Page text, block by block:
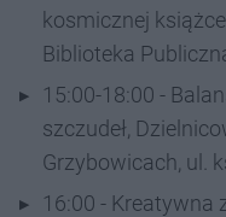
kosmicznej
Biblioteka
15:00-18:00 -
szczudeł,
Grzybowicach, ul.
16:00 - Kreatywna